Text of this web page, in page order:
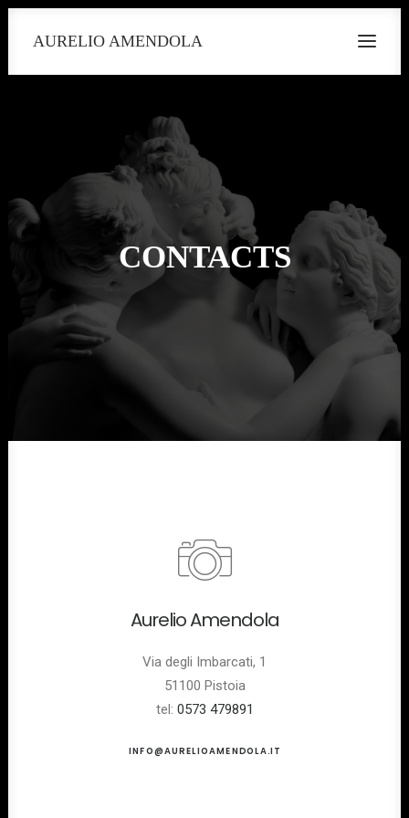
AURELIO AMENDOLA
CONTACTS
Aurelio Amendola
Via degli Imbarcati, 1
51100 Pistoia
tel: 0573 479891
INFO@AURELIOAMENDOLA.IT